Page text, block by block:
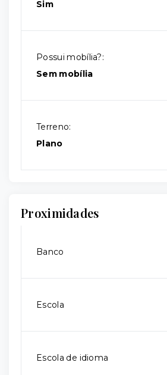
Sim
Possui mobília?:
Sem mobília
Terreno:
Plano
Proximidades
Banco
Escola
Escola de idioma